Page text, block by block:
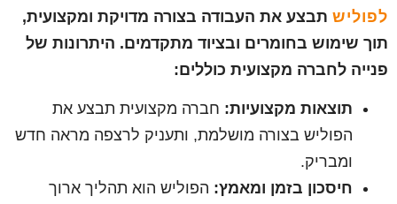
לפוליש תבצע את העבודה בצורה מדויקת ומקצועית,
תוך שימוש בחומרים ובציוד מתקדמים. היתרונות של
פנייה לחברה מקצועית כוללים:
תוצאות מקצועיות: חברה מקצועית תבצע את
הפוליש בצורה מושלמת, ותעניק לרצפה מראה חדש
ומבריק.
חיסכון בזמן ומאמץ: הפוליש הוא תהליך ארוך